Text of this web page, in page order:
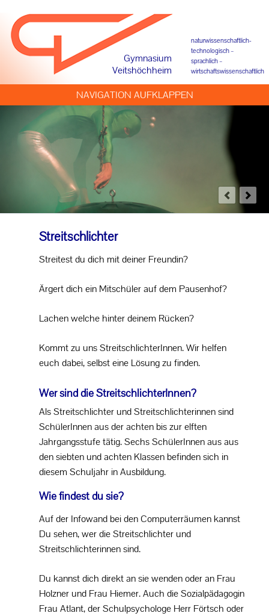
Gymnasium
Veitshöchheim
naturwissenschaftlich-
technologisch –
sprachlich –
wirtschaftswissenschaftlich
NAVIGATION AUFKLAPPEN
Streitschlichter
Streitest du dich mit deiner Freundin?
Ärgert dich ein Mitschüler auf dem Pausenhof?
Lachen welche hinter deinem Rücken?
Kommt zu uns StreitschlichterInnen. Wir helfen
euch dabei, selbst eine Lösung zu finden.
Wer sind die StreitschlichterInnen?
Als Streitschlichter und Streitschlichterinnen sind
SchülerInnen aus der achten bis zur elften
Jahrgangsstufe tätig. Sechs SchülerInnen aus aus
den siebten und achten Klassen befinden sich in
diesem Schuljahr in Ausbildung.
Wie findest du sie?
Auf der Infowand bei den Computerräumen kannst
Du sehen, wer die Streitschlichter und
Streitschlichterinnen sind.
Du kannst dich direkt an sie wenden oder an Frau
Holzner und Frau Hiemer. Auch die Sozialpädagogin
Frau Atlant, der Schulpsychologe Herr Förtsch oder
Förderkreis
Offene Ganztagsschule
Beratung und Begleitung
Beratungslehrer
Verbindungslehrer
Unterstufenbetreuuung
Mittelstufenbetreuung
Oberstufenkoordination
Schulpastoral
Lernen lernen
Individuelle Lernzeit
Tutoren
Streitschlichter
Schüler helfen Schülern
SCHULPROFIL
SCHULLEBEN